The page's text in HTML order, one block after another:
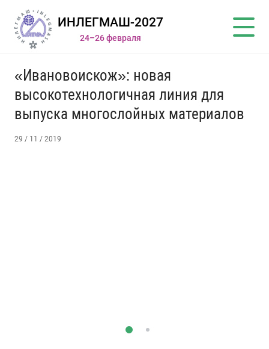
ИНЛЕГМАШ-2027
24–26 февраля
«Ивановоискож»: новая
высокотехнологичная линия для
выпуска многослойных материалов
29 / 11 / 2019